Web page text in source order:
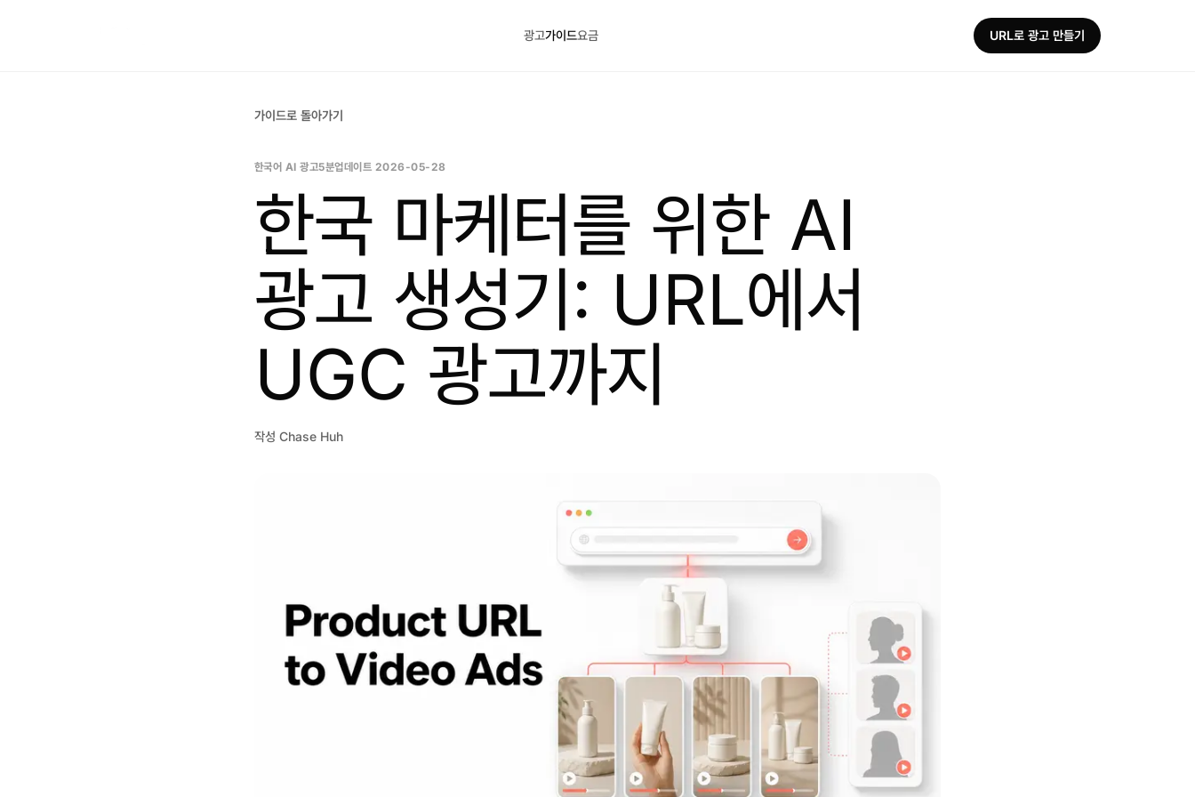
광고가이드요금 URL로 광고 만들기
가이드로 돌아가기
한국어 AI 광고5분업데이트 2026-05-28
한국 마케터를 위한 AI
광고 생성기: URL에서
UGC 광고까지
작성 Chase Huh